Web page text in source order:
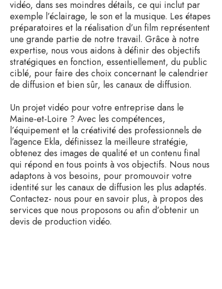
vidéo, dans ses moindres détails, ce qui inclut par
exemple l’éclairage, le son et la musique. Les étapes
préparatoires et la réalisation d’un film représentent
une grande partie de notre travail. Grâce à notre
expertise, nous vous aidons à définir des objectifs
stratégiques en fonction, essentiellement, du public
ciblé, pour faire des choix concernant le calendrier
de diffusion et bien sûr, les canaux de diffusion.
Un projet vidéo pour votre entreprise dans le
Maine-et-Loire ? Avec les compétences,
l’équipement et la créativité des professionnels de
l’agence Ekla, définissez la meilleure stratégie,
obtenez des images de qualité et un contenu final
qui répond en tous points à vos objectifs. Nous nous
adaptons à vos besoins, pour promouvoir votre
identité sur les canaux de diffusion les plus adaptés.
Contactez- nous pour en savoir plus, à propos des
services que nous proposons ou afin d’obtenir un
devis de production vidéo.